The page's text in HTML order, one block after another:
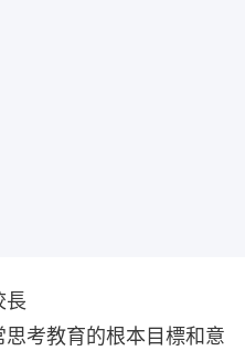
長
考教育的根本目標和意